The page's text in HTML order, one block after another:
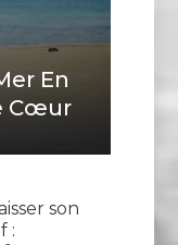
En
Cœur
son
: